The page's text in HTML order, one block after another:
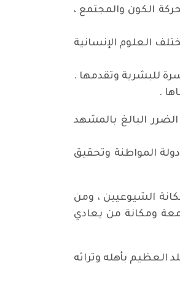
الكون والمجتمع ،
العلوم الإنسانية
للبشرية وتقدمها .
.
البالغ بالمشهد
المواطنة وتحقيق
الشيوعيين ، ومن
ومكانة من يعادي
العظيم بأهله وتراثه